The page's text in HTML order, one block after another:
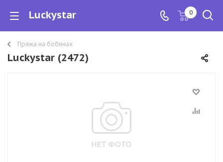
Luckystar 0
Пряжа на бобинах
Luckystar (2472)